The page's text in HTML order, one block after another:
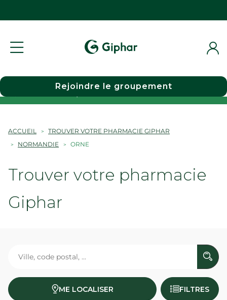
Choisir une pharmacie
Rejoindre le groupement
ACCUEIL
TROUVER VOTRE PHARMACIE GIPHAR
NORMANDIE
ORNE
Trouver votre pharmacie
Giphar
ME LOCALISER FILTRES